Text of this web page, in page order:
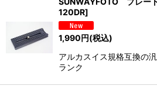
120DR]
1,990円(税込)
アルカスイス規格互換の
ランク